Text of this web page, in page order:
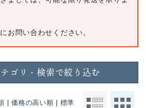
お問い合わせください。
|価格の高い順 標準
ゴリ・検索で絞り込む